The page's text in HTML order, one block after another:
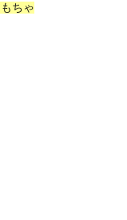
ちゃ